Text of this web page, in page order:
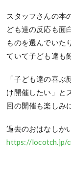
スタッフさんの本
ども達の反応も面
ものを選んでいた
ていて子ども達も
「子ども達の喜
け開催したい」と
回の開催も楽しみ
過去のおはなしか
https://locotch.jp/